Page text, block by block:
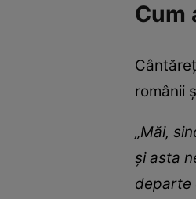
Cum
românii
„Măi,
și asta
departe